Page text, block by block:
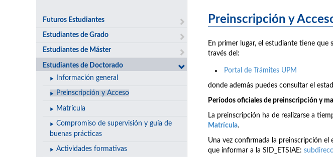
Futuros Estudiantes
Estudiantes de Grado
Estudiantes de Máster
Estudiantes de Doctorado
Información general
Preinscripción y Acceso
Matrícula
Compromiso de supervisión y guía de
buenas prácticas
Actividades formativas
Preinscripción y
En primer lugar, el estudiante tiene que
través del:
Portal de Trámites UPM
donde además puedes consultar el
Períodos oficiales de preinscripción y
La preinscripción ha de realizarse a
Matrícula.
Una vez confirmada la preinscripción
que informar a la SID_ETSIAE: